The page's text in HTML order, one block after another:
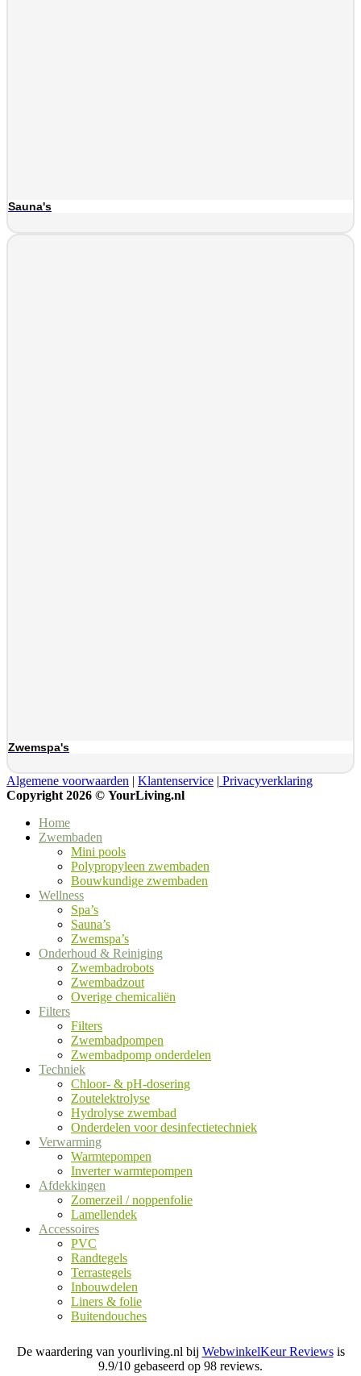
Sauna's
Zwemspa's
Algemene voorwaarden | Klantenservice | Privacyverklaring
Copyright 2026 © YourLiving.nl
Home
Zwembaden
Mini pools
Polypropyleen zwembaden
Bouwkundige zwembaden
Wellness
Spa’s
Sauna’s
Zwemspa’s
Onderhoud & Reiniging
Zwembadrobots
Zwembadzout
Overige chemicaliën
Filters
Filters
Zwembadpompen
Zwembadpomp onderdelen
Techniek
Chloor- & pH-dosering
Zoutelektrolyse
Hydrolyse zwembad
Onderdelen voor desinfectietechniek
Verwarming
Warmtepompen
Inverter warmtepompen
Afdekkingen
Zomerzeil / noppenfolie
Lamellendek
Accessoires
PVC
Randtegels
Terrastegels
Inbouwdelen
Liners & folie
Buitendouches
De waardering van yourliving.nl bij WebwinkelKeur Reviewsis
9.9/10 gebaseerd op 98 reviews.